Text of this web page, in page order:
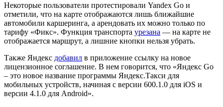
Некоторые пользователи протестировали Yandex Go и
отметили, что на карте отображаются лишь ближайшие
автомобили каршеринга, а арендовать их можно только по
тарифу «Фикс». Функция транспорта урезана — на карте не
отображается маршрут, а лишние кнопки нельзя убрать.
Также Яндекс добавил в приложение ссылку на новое
лицензионное соглашение. В нем говорится, что «Яндекс Go
– это новое название программы Яндекс.Такси для
мобильных устройств, начиная с версии 600.1.0 для iOS и
версии 4.1.0 для Android».